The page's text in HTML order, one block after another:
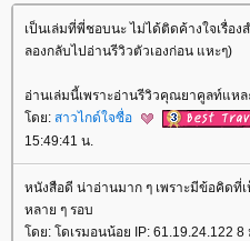
เป็นเล่มที่พี่ชอบนะ ไม่ได้ติดค้างใจเรื่อ
ลองกลับไปอ่านรีวิวตัวเองก่อน แหะๆ)
อ่านเล่มนี้เพราะอ่านรีวิวคุณยาคูลท์แหล
ดย: สาวไกด์ใจซื่อ
15:49:41 น.
หนังสือดี น่าอ่านมาก ๆ เพราะมีข้อคิด
หลาย ๆ รอบ
ดย: โดเรมอนน้อย IP: 61.19.24.122 8